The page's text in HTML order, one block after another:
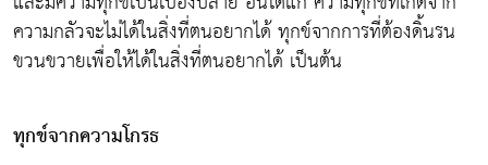
ความกลัวจะไม่ได้ในสิ่งที่ตนอยากได้ ทุกข์จากการที่ต้องดิ้นรน
ขวนขวายเพื่อให้ได้ในสิ่งที่ตนอยากได้ เป็นต้น
ทุกข์จากความโกรธ